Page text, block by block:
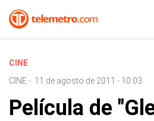
CINE
CINE- 11 de agosto de 2011 - 10:03
Película de